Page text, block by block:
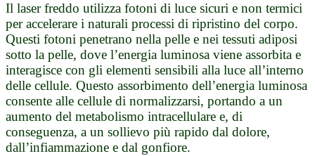
Il laser freddo utilizza fotoni di luce sicuri e non termici
per accelerare i naturali processi di ripristino del corpo.
Questi fotoni penetrano nella pelle e nei tessuti adiposi
sotto la pelle, dove l’energia luminosa viene assorbita e
interagisce con gli elementi sensibili alla luce all’interno
delle cellule. Questo assorbimento dell’energia luminosa
consente alle cellule di normalizzarsi, portando a un
aumento del metabolismo intracellulare e, di
conseguenza, a un sollievo più rapido dal dolore,
dall’infiammazione e dal gonfiore.